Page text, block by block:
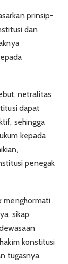
prinsip-
dan
netralitas
dapat
sehingga
kepada
penegak
menghormati
sikap
konstitusi
tugasnya.